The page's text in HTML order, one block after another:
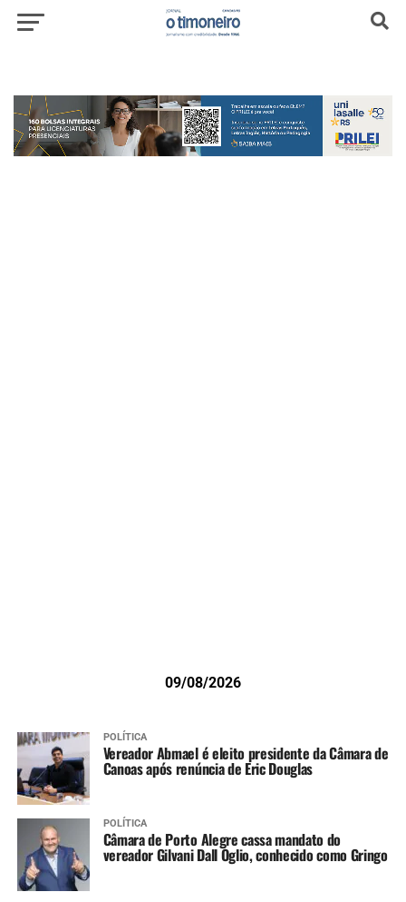
09/08/2026
POLÍTICA
Vereador Abmael é eleito presidente da Câmara de
Canoas após renúncia de Eric Douglas
POLÍTICA
Câmara de Porto Alegre cassa mandato do
vereador Gilvani Dall Oglio, conhecido como Gringo